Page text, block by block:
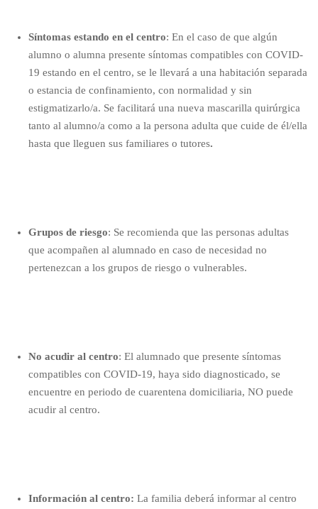
Síntomas estando en el centro: En el caso de que algún
alumno o alumna presente síntomas compatibles con COVID-
19 estando en el centro, se le llevará a una habitación separada
o estancia de confinamiento, con normalidad y sin
estigmatizarlo/a. Se facilitará una nueva mascarilla quirúrgica
tanto al alumno/a como a la persona adulta que cuide de él/ella
hasta que lleguen sus familiares o tutores.
Grupos de riesgo: Se recomienda que las personas adultas
que acompañen al alumnado en caso de necesidad no
pertenezcan a los grupos de riesgo o vulnerables.
No acudir al centro: El alumnado que presente síntomas
compatibles con COVID-19, haya sido diagnosticado, se
encuentre en periodo de cuarentena domiciliaria, NO puede
acudir al centro.
Información al centro: La familia deberá informar al centro